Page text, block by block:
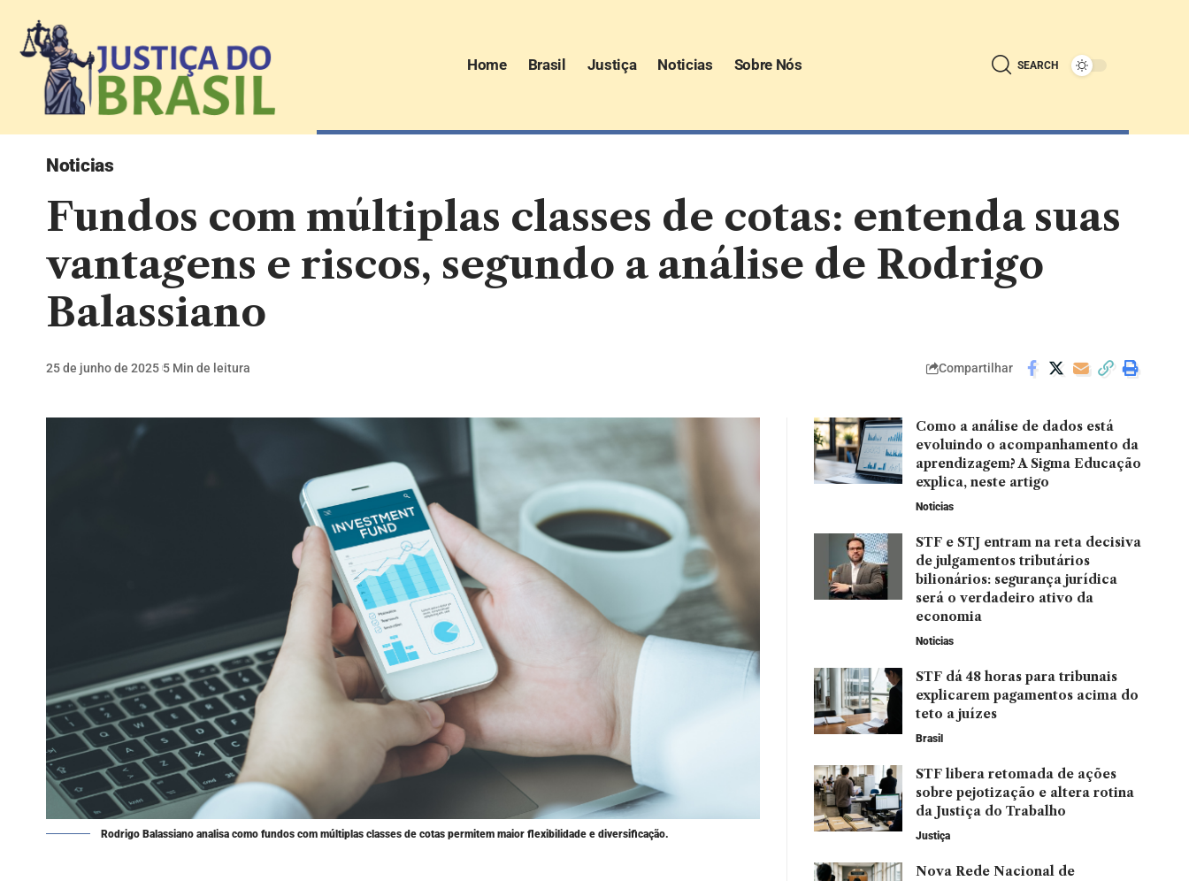
Home Brasil Justiça Noticias Sobre Nós SEARCH
Noticias
Fundos com múltiplas classes de cotas: entenda suas
vantagens e riscos, segundo a análise de Rodrigo
Balassiano
25 de junho de 2025 5 Min de leitura Compartilhar
Rodrigo Balassiano analisa como fundos com múltiplas classes de cotas permitem maior flexibilidade e diversificação.
Como a análise de dados está
evoluindo o acompanhamento da
aprendizagem? A Sigma Educação
explica, neste artigo
Noticias
STF e STJ entram na reta decisiva
de julgamentos tributários
bilionários: segurança jurídica
será o verdadeiro ativo da
economia
Noticias
STF dá 48 horas para tribunais
explicarem pagamentos acima do
teto a juízes
Brasil
STF libera retomada de ações
sobre pejotização e altera rotina
da Justiça do Trabalho
Justiça
Nova Rede Nacional de